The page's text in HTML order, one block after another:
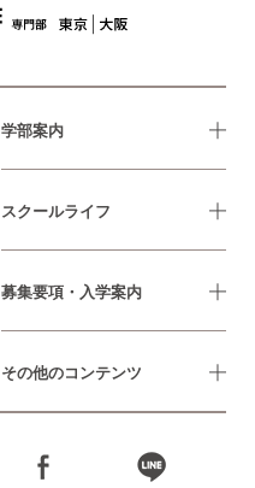
学部案内
スクールライフ
募集要項・入学案内
その他のコンテンツ